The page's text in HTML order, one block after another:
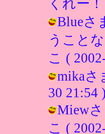
くれー
Blueさ
うこと
こ (
mikaさ
30 21:54 )
Miew
こ (